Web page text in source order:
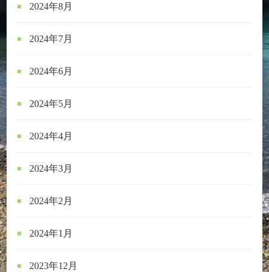
2024年8月
2024年7月
2024年6月
2024年5月
2024年4月
2024年3月
2024年2月
2024年1月
2023年12月